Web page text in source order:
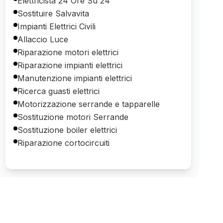
Sostituire Salvavita
Impianti Elettrici Civili
Allaccio Luce
Riparazione motori elettrici
Riparazione impianti elettrici
Manutenzione impianti elettrici
Ricerca guasti elettrici
Motorizzazione serrande e tapparelle
Sostituzione motori Serrande
Sostituzione boiler elettrici
Riparazione cortocircuiti